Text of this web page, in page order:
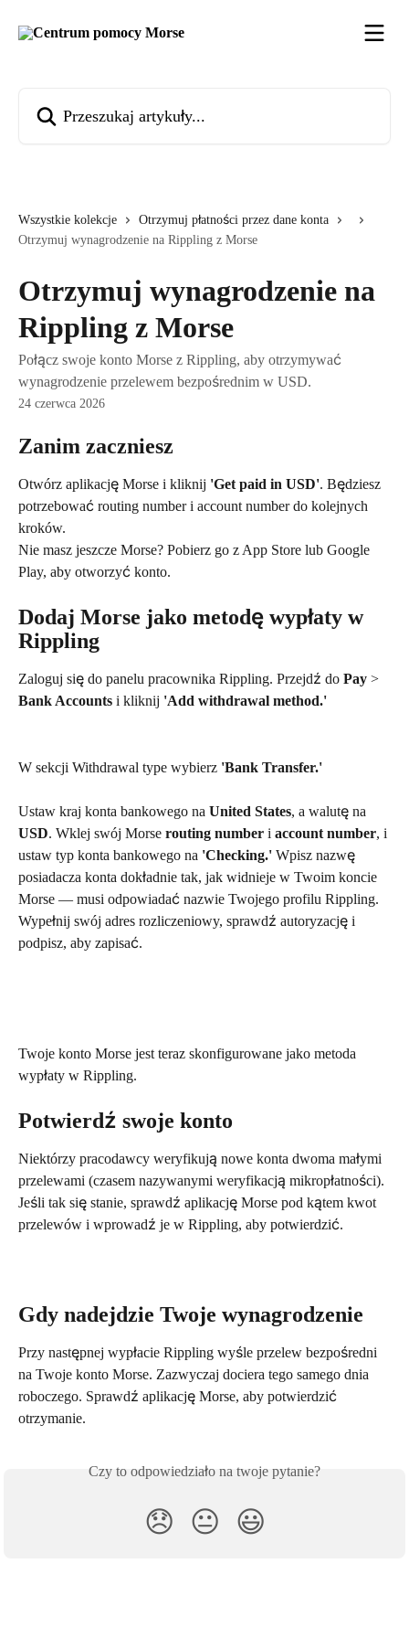
Wszystkie kolekcje
Otrzymuj płatności przez dane konta
Otrzymuj wynagrodzenie na Rippling z Morse
Otrzymuj wynagrodzenie na
Rippling z Morse
Połącz swoje konto Morse z Rippling, aby otrzymywać
wynagrodzenie przelewem bezpośrednim w USD.
24 czerwca 2026
Zanim zaczniesz
Otwórz aplikację Morse i kliknij 'Get paid in USD'. Będziesz
potrzebować routing number i account number do kolejnych
kroków.
Nie masz jeszcze Morse? Pobierz go z App Store lub Google
Play, aby otworzyć konto.
Dodaj Morse jako metodę wypłaty w
Rippling
Zaloguj się do panelu pracownika Rippling. Przejdź do Pay >
Bank Accounts i kliknij 'Add withdrawal method.'
W sekcji Withdrawal type wybierz 'Bank Transfer.'
Ustaw kraj konta bankowego na United States, a walutę na
USD. Wklej swój Morse routing number i account number, i
ustaw typ konta bankowego na 'Checking.' Wpisz nazwę
posiadacza konta dokładnie tak, jak widnieje w Twoim koncie
Morse — musi odpowiadać nazwie Twojego profilu Rippling.
Wypełnij swój adres rozliczeniowy, sprawdź autoryzację i
podpisz, aby zapisać.
Twoje konto Morse jest teraz skonfigurowane jako metoda
wypłaty w Rippling.
Potwierdź swoje konto
Niektórzy pracodawcy weryfikują nowe konta dwoma małymi
przelewami (czasem nazywanymi weryfikacją mikropłatności).
Jeśli tak się stanie, sprawdź aplikację Morse pod kątem kwot
przelewów i wprowadź je w Rippling, aby potwierdzić.
Gdy nadejdzie Twoje wynagrodzenie
Przy następnej wypłacie Rippling wyśle przelew bezpośredni
na Twoje konto Morse. Zazwyczaj dociera tego samego dnia
roboczego. Sprawdź aplikację Morse, aby potwierdzić
otrzymanie.
Czy to odpowiedziało na twoje pytanie?
😞 😐 😃